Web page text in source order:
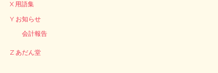
X 用語集
Y お知らせ
会計報告
Z あだん堂